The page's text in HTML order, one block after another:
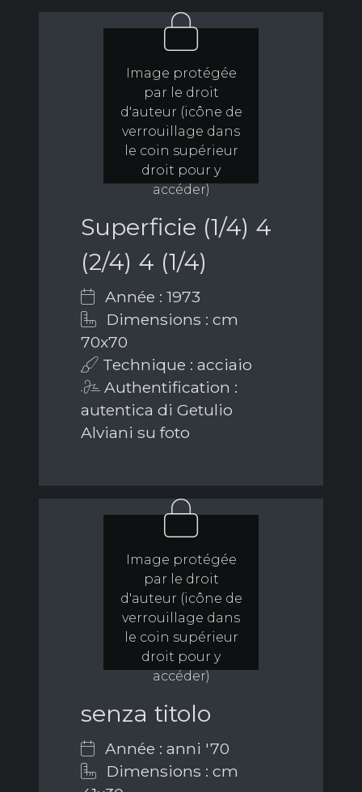
Image protégée
par le droit
d'auteur (icône de
verrouillage dans
le coin supérieur
droit pour y
accéder)
Superficie (1/4) 4
(2/4) 4 (1/4)
Année : 1973
Dimensions : cm
70x70
Technique : acciaio
Authentification :
autentica di Getulio
Alviani su foto
Image protégée
par le droit
d'auteur (icône de
verrouillage dans
le coin supérieur
droit pour y
accéder)
senza titolo
Année : anni '70
Dimensions : cm